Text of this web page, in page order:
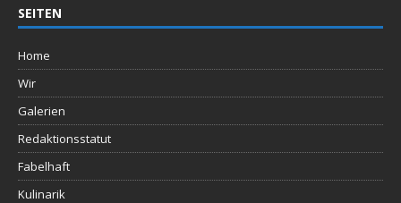
SEITEN
Home
Wir
Galerien
Redaktionsstatut
Fabelhaft
Kulinarik